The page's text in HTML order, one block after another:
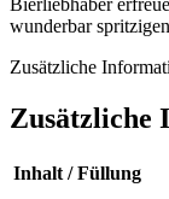
Bierliebhaber
wunderbar
Zusätzliche
Zusätzliche
Inhalt / Füllung